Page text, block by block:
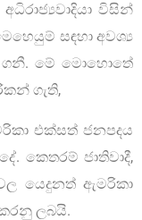
විසින්
සඳහා අවශ්‍ය
ගනී. මේ මොහොතේ
ගැති,
එක්සත් ජනපදය
කෙතරම් ජාතිවාදී,
යෙදුනත් ඇමරිකා
ලබයි.